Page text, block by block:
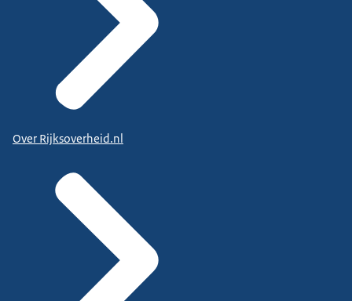
Over Rijksoverheid.nl